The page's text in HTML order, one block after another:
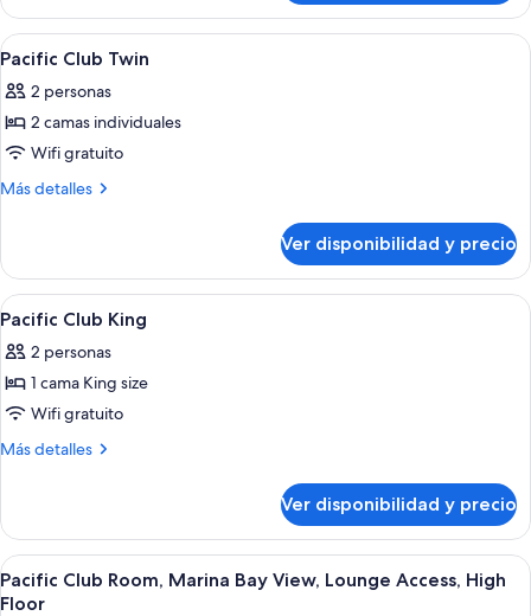
King
Room
Ver
todas
las
fotos
de
Pacific
Ropa de cama de alta calidad y
3
Pacific Club Twin
2 personas
2 camas individuales
Wifi gratuito
Más detalles
Más
Club
Twin
Ver disponibilidad y precio
Ver
todas
las
fotos
de
Pacific
Ropa de cama de alta calidad y
16
Pacific Club King
2 personas
1 cama King size
Wifi gratuito
Más detalles
Más
Club
King
Ver disponibilidad y precio
Ver
todas
Habitación de hotel con una cama
7
Pacific Club Room, Marina Bay View, Lounge Access, High
Floor